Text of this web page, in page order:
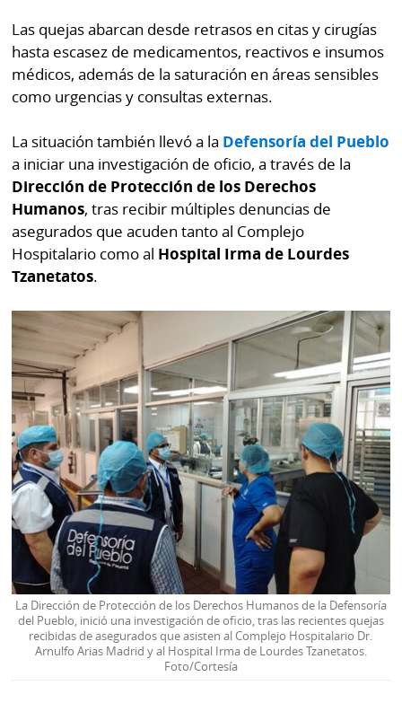
Las quejas abarcan desde retrasos en citas y cirugías
hasta escasez de medicamentos, reactivos e insumos
médicos, además de la saturación en áreas sensibles
como urgencias y consultas externas.
La situación también llevó a la Defensoría del Pueblo
a iniciar una investigación de oficio, a través de la
Dirección de Protección de los Derechos
Humanos, tras recibir múltiples denuncias de
asegurados que acuden tanto al Complejo
Hospitalario como al Hospital Irma de Lourdes
Tzanetatos.
La Dirección de Protección de los Derechos Humanos de la Defensoría
del Pueblo, inició una investigación de oficio, tras las recientes quejas
recibidas de asegurados que asisten al Complejo Hospitalario Dr.
Arnulfo Arias Madrid y al Hospital Irma de Lourdes Tzanetatos.
Foto/Cortesía